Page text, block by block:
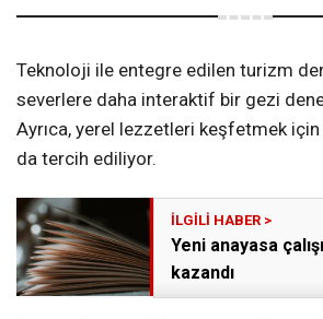
Teknoloji ile entegre edilen turizm
severlere daha interaktif bir gezi
Ayrıca, yerel lezzetleri keşfetmek
da tercih ediliyor.
Yeni anayasa
kazandı